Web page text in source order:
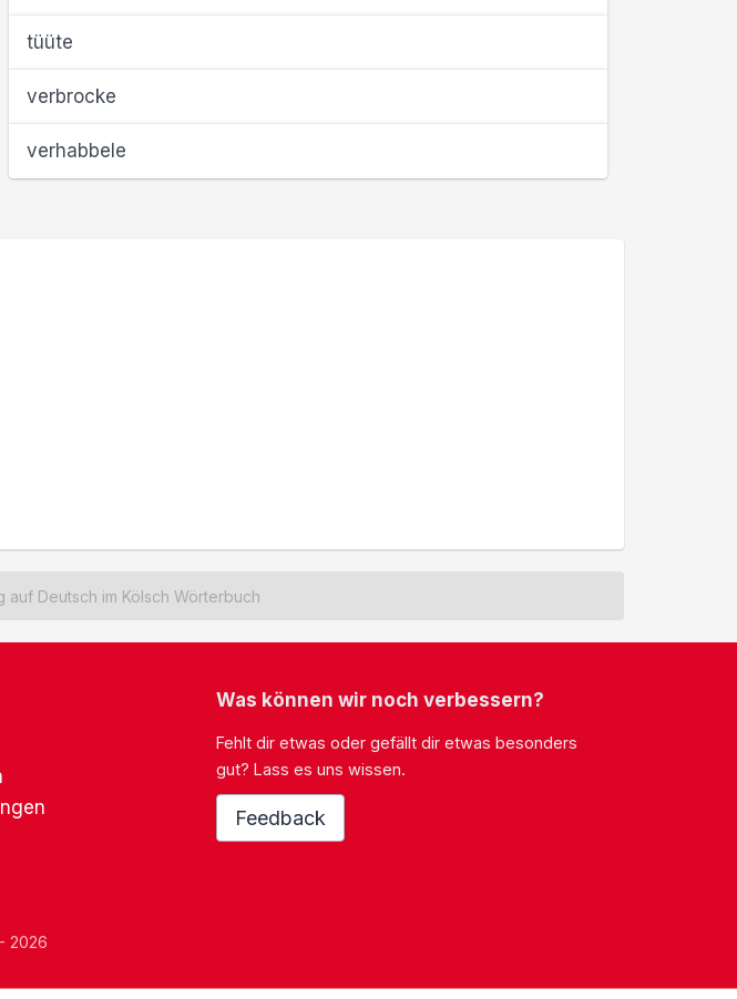
tüüte
verbrocke
verhabbele
Deutsch im Kölsch Wörterbuch
Was können wir noch verbessern?
Fehlt dir etwas oder gefällt dir etwas besonders
gut? Lass es uns wissen.
Feedback
2026